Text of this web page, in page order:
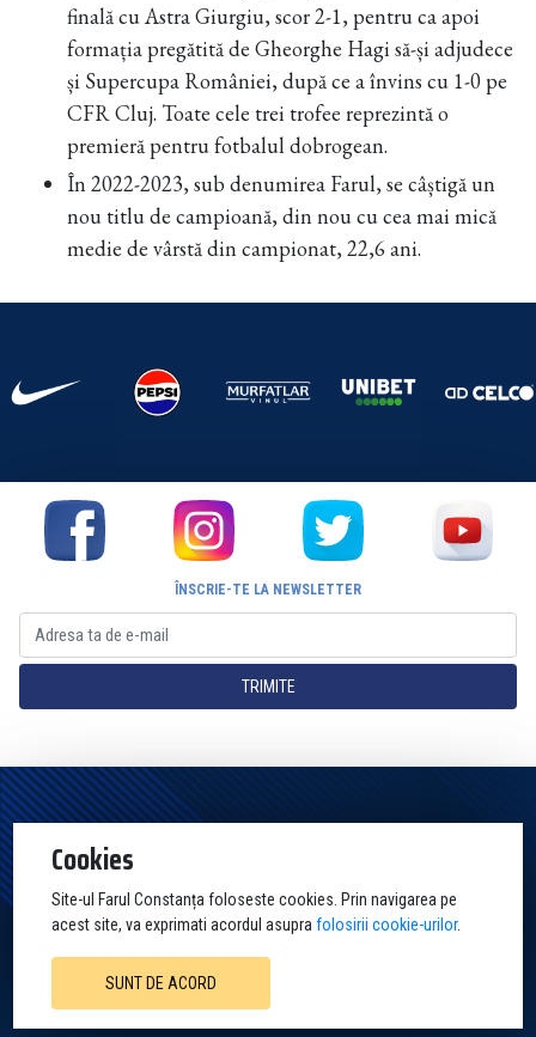
finală cu Astra Giurgiu, scor 2-1, pentru ca apoi
formația pregătită de Gheorghe Hagi să-și adjudece
și Supercupa României, după ce a învins cu 1-0 pe
CFR Cluj. Toate cele trei trofee reprezintă o
premieră pentru fotbalul dobrogean.
În 2022-2023, sub denumirea Farul, se câștigă un
nou titlu de campioană, din nou cu cea mai mică
medie de vârstă din campionat, 22,6 ani.
ÎNSCRIE-TE LA NEWSLETTER
TRIMITE
Cookies
Site-ul Farul Constanța foloseste cookies. Prin navigarea pe
acest site, va exprimati acordul asuprafolosirii cookie-urilor.
SUNT DE ACORD